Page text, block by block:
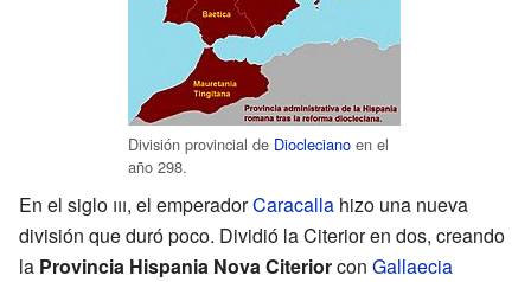
División provincial de Diocleciano en el
año 298.
En el siglo iii, el emperadorCaracalla hizo una nueva
división que duró poco. Dividió la Citerior en dos, creando
la Provincia Hispania Nova Citeriorcon Gallaecia